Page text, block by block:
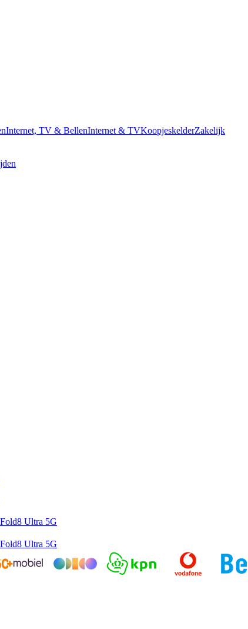
Internet, TV & BellenInternet & TVKoopjeskelderZakelijk
Ultra 5G
Ultra 5G